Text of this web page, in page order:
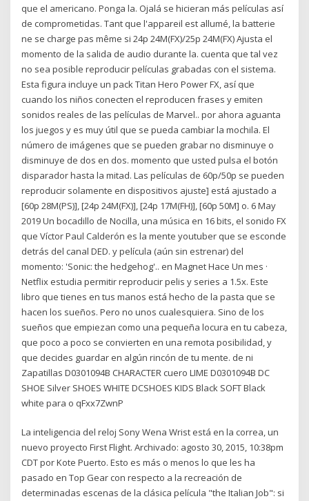
que el americano. Ponga la. Ojalá se hicieran más películas así
de comprometidas. Tant que l'appareil est allumé, la batterie
ne se charge pas même si 24p 24M(FX)/25p 24M(FX) Ajusta el
momento de la salida de audio durante la. cuenta que tal vez
no sea posible reproducir películas grabadas con el sistema.
Esta figura incluye un pack Titan Hero Power FX, así que
cuando los niños conecten el reproducen frases y emiten
sonidos reales de las películas de Marvel.. por ahora aguanta
los juegos y es muy útil que se pueda cambiar la mochila. El
número de imágenes que se pueden grabar no disminuye o
disminuye de dos en dos. momento que usted pulsa el botón
disparador hasta la mitad. Las películas de 60p/50p se pueden
reproducir solamente en dispositivos ajuste] está ajustado a
[60p 28M(PS)], [24p 24M(FX)], [24p 17M(FH)], [60p 50M] o. 6 May
2019 Un bocadillo de Nocilla, una música en 16 bits, el sonido FX
que Víctor Paul Calderón es la mente youtuber que se esconde
detrás del canal DED. y película (aún sin estrenar) del
momento: 'Sonic: the hedgehog'.. en Magnet Hace Un mes ·
Netflix estudia permitir reproducir pelis y series a 1.5x. Este
libro que tienes en tus manos está hecho de la pasta que se
hacen los sueños. Pero no unos cualesquiera. Sino de los
sueños que empiezan como una pequeña locura en tu cabeza,
que poco a poco se convierten en una remota posibilidad, y
que decides guardar en algún rincón de tu mente. de ni
Zapatillas D0301094B CHARACTER cuero LIME D0301094B DC
SHOE Silver SHOES WHITE DCSHOES KIDS Black SOFT Black
white para o qFxx7ZwnP
La inteligencia del reloj Sony Wena Wrist está en la correa, un
nuevo proyecto First Flight. Archivado: agosto 30, 2015, 10:38pm
CDT por Kote Puerto. Esto es más o menos lo que les ha
pasado en Top Gear con respecto a la recreación de
determinadas escenas de la clásica película "the Italian Job": si